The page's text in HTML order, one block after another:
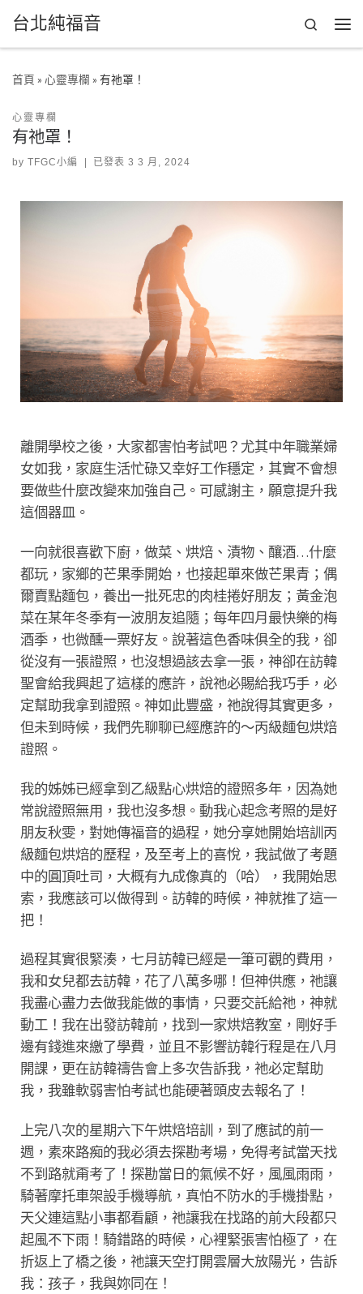
Skip to content
台北純福音 Search
首頁 » 心靈專欄 » 有祂罩！
心靈專欄
有祂罩！
by TFGC小編 | 已發表3 3 月, 2024
離開學校之後，大家都害怕考試吧？尤其中年職業婦
女如我，家庭生活忙碌又幸好工作穩定，其實不會想
要做些什麼改變來加強自己。可感謝主，願意提升我
這個器皿。
一向就很喜歡下廚，做菜、烘焙、漬物、釀酒…什麼
都玩，家鄉的芒果季開始，也接起單來做芒果青；偶
爾賣點麵包，養出一批死忠的肉桂捲好朋友；黃金泡
菜在某年冬季有一波朋友追隨；每年四月最快樂的梅
酒季，也微醺一票好友。說著這色香味俱全的我，卻
從沒有一張證照，也沒想過該去拿一張，神卻在訪韓
聖會給我興起了這樣的應許，說祂必賜給我巧手，必
定幫助我拿到證照。神如此豐盛，祂說得其實更多，
但未到時候，我們先聊聊已經應許的～丙級麵包烘焙
證照。
我的姊姊已經拿到乙級點心烘焙的證照多年，因為她
常說證照無用，我也沒多想。動我心起念考照的是好
朋友秋雯，對她傳福音的過程，她分享她開始培訓丙
級麵包烘焙的歷程，及至考上的喜悅，我試做了考題
中的圓頂吐司，大概有九成像真的（哈），我開始思
索，我應該可以做得到。訪韓的時候，神就推了這一
把！
過程其實很緊湊，七月訪韓已經是一筆可觀的費用，
我和女兒都去訪韓，花了八萬多哪！但神供應，祂讓
我盡心盡力去做我能做的事情，只要交託給祂，神就
動工！我在出發訪韓前，找到一家烘焙教室，剛好手
邊有錢進來繳了學費，並且不影響訪韓行程是在八月
開課，更在訪韓禱告會上多次告訴我，祂必定幫助
我，我雖軟弱害怕考試也能硬著頭皮去報名了！
上完八次的星期六下午烘焙培訓，到了應試的前一
週，素來路痴的我必須去探勘考場，免得考試當天找
不到路就甭考了！探勘當日的氣候不好，風風雨雨，
騎著摩托車架設手機導航，真怕不防水的手機掛點，
天父連這點小事都看顧，祂讓我在找路的前大段都只
起風不下雨！騎錯路的時候，心裡緊張害怕極了，在
折返上了橋之後，祂讓天空打開雲層大放陽光，告訴
我：孩子，我與妳同在！